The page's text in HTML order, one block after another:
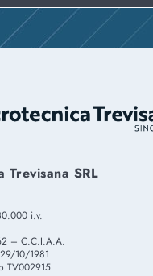
Trevisana SRL
i.v.
– C.C.I.A.A.
10/1981
TV002915